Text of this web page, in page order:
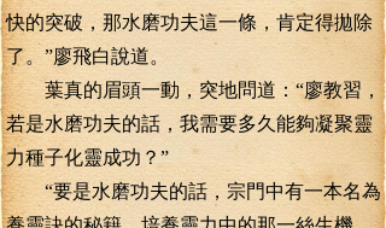
快的突破，那水磨功夫這一條，肯定得拋除
了。”廖飛白說道。
葉真的眉頭一動，突地問道：“廖教習，
若是水磨功夫的話，我需要多久能夠凝聚靈
力種子化靈成功？”
“要是水磨功夫的話，宗門中有一本名為